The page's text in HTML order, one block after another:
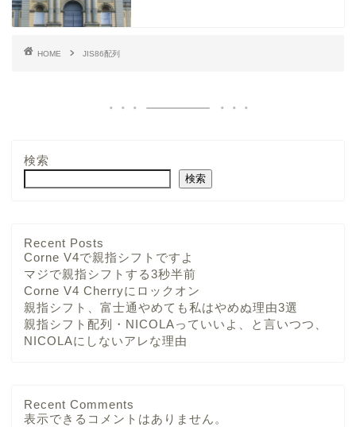
HOME JIS86配列
検索
検索
Recent Posts
Corne V4で親指シフトですよ
マジで親指シフトする3秒半前
Corne V4 Cherryにロックオン
親指シフト、富士通やめても私はやめぬ理由3選
親指シフト配列・NICOLAっていいよ、と言いつつ、
NICOLAにしないアレな理由
Recent Comments
表示できるコメントはありません。